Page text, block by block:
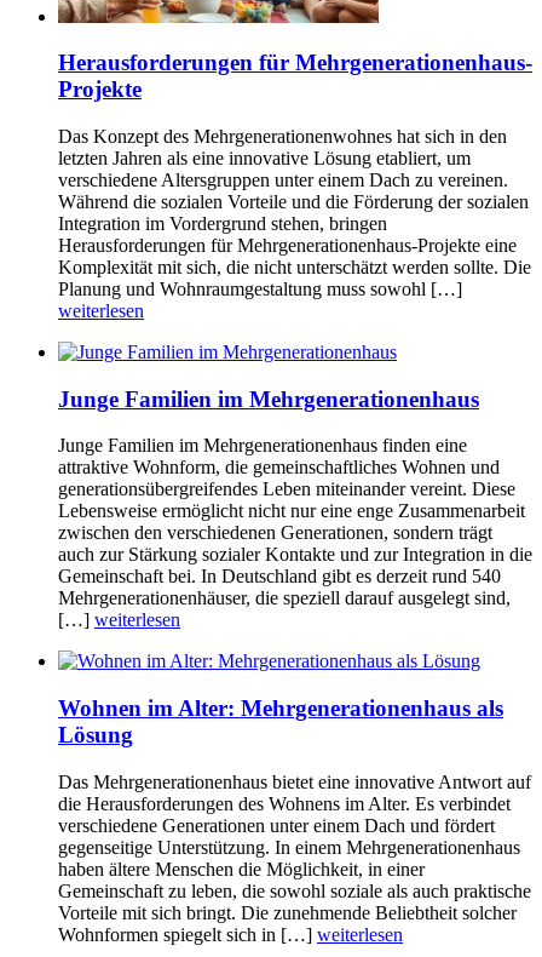
Herausforderungen für Mehrgenerationenhaus-
Projekte
Das Konzept des Mehrgenerationenwohnes hat sich in den
letzten Jahren als eine innovative Lösung etabliert, um
verschiedene Altersgruppen unter einem Dach zu vereinen.
Während die sozialen Vorteile und die Förderung der sozialen
Integration im Vordergrund stehen, bringen
Herausforderungen für Mehrgenerationenhaus-Projekte eine
Komplexität mit sich, die nicht unterschätzt werden sollte. Die
Planung und Wohnraumgestaltung muss sowohl […]
weiterlesen
Junge Familien im Mehrgenerationenhaus
Junge Familien im Mehrgenerationenhaus finden eine
attraktive Wohnform, die gemeinschaftliches Wohnen und
generationsübergreifendes Leben miteinander vereint. Diese
Lebensweise ermöglicht nicht nur eine enge Zusammenarbeit
zwischen den verschiedenen Generationen, sondern trägt
auch zur Stärkung sozialer Kontakte und zur Integration in die
Gemeinschaft bei. In Deutschland gibt es derzeit rund 540
Mehrgenerationenhäuser, die speziell darauf ausgelegt sind,
[…] weiterlesen
Wohnen im Alter: Mehrgenerationenhaus als
Lösung
Das Mehrgenerationenhaus bietet eine innovative Antwort auf
die Herausforderungen des Wohnens im Alter. Es verbindet
verschiedene Generationen unter einem Dach und fördert
gegenseitige Unterstützung. In einem Mehrgenerationenhaus
haben ältere Menschen die Möglichkeit, in einer
Gemeinschaft zu leben, die sowohl soziale als auch praktische
Vorteile mit sich bringt. Die zunehmende Beliebtheit solcher
Wohnformen spiegelt sich in […] weiterlesen